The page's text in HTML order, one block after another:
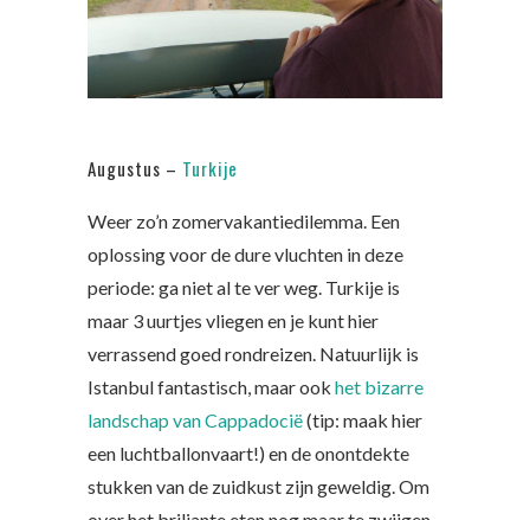
Augustus – Turkije
Weer zo’n zomervakantiedilemma. Een
oplossing voor de dure vluchten in deze
periode: ga niet al te ver weg. Turkije is
maar 3 uurtjes vliegen en je kunt hier
verrassend goed rondreizen. Natuurlijk is
Istanbul fantastisch, maar ook het bizarre
landschap van Cappadocië(tip: maak hier
een luchtballonvaart!) en de onontdekte
stukken van de zuidkust zijn geweldig. Om